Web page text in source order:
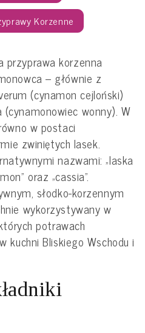
Korzenne
korzenna
– głównie z
(cynamon cejloński)
wonny). W
w postaci
zwiniętych lasek.
nazwami: „laska
oraz „cassia”.
słodko-korzennym
wykorzystywany w
potrawach
kuchni Bliskiego Wschodu i